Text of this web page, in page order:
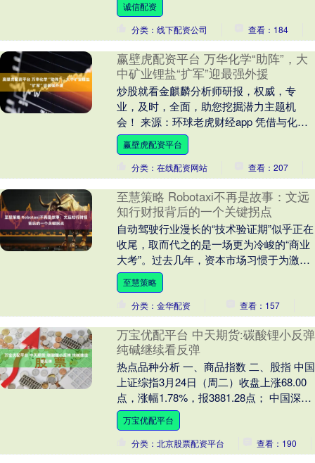
发生命力，受益....
诚信配资
分类：线下配资公司
查看：184
赢壁虎配资平台 万华化学“助阵”，大
中矿业锂盐“扩军”迎最强外援
炒股就看金麒麟分析师研报，权威，专
业，及时，全面，助您挖掘潜力主题机
会！ 来源：环球老虎财经app 凭借与化工
巨头万华化学合资建设20万吨锂盐项目的
消息，大中矿....
赢壁虎配资平台
分类：在线配资网站
查看：207
至慧策略 Robotaxi不再是故事：文远
知行财报背后的一个关键拐点
自动驾驶行业漫长的“技术验证期”似乎正在
收尾，取而代之的是一场更为冷峻的“商业
大考”。过去几年，资本市场习惯于为激光
雷达的线数、算法的接管里程数买单，但
如今，风....
至慧策略
分类：金华配资
查看：157
万宝优配平台 中天期货:碳酸锂小反弹
纯碱继续看反弹
热点品种分析 一、商品指数 二、股指 中国
上证综指3月24日（周二）收盘上涨68.00
点，涨幅1.78%，报3881.28点； 中国深证
成指3月24日（周二）收....
万宝优配平台
分类：北京股票配资平台
查看：190